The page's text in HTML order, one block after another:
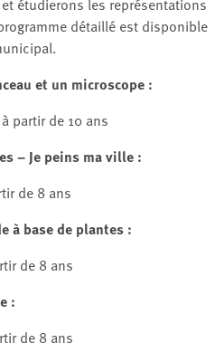
étudierons les représentations
détaillé est disponible
et un microscope :
partir de 10 ans
– Je peins ma ville :
de 8 ans
à base de plantes :
de 8 ans
:
de 8 ans